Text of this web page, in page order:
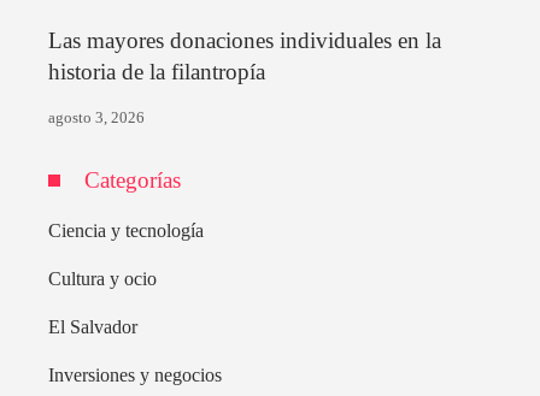
Las mayores donaciones individuales en la
historia de la filantropía
agosto 3, 2026
Categorías
Ciencia y tecnología
Cultura y ocio
El Salvador
Inversiones y negocios